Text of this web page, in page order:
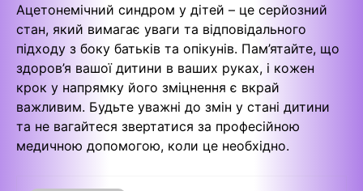
Ацетонемічний синдром у дітей – це серйозний
стан, який вимагає уваги та відповідального
підходу з боку батьків та опікунів. Пам’ятайте, що
здоров’я вашої дитини в ваших руках, і кожен
крок у напрямку його зміцнення є вкрай
важливим. Будьте уважні до змін у стані дитини
та не вагайтеся звертатися за професійною
медичною допомогою, коли це необхідно.